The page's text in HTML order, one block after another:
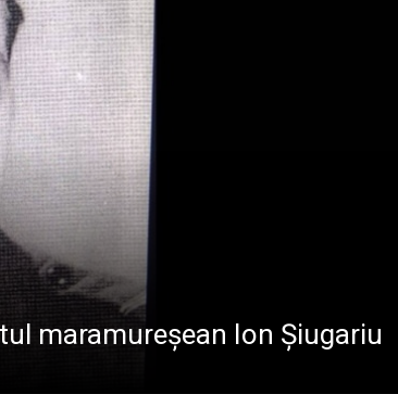
electrician pe perioadă nedeterminată
în era atomică
sărbătorii din 6 august
2026
maramureșean Ion Șiugariu